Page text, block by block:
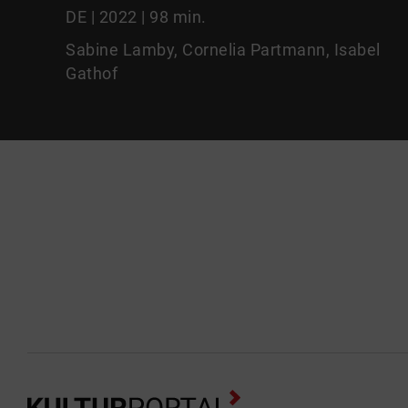
DE | 2022 | 98 min.
Sabine Lamby, Cornelia Partmann, Isabel
Gathof